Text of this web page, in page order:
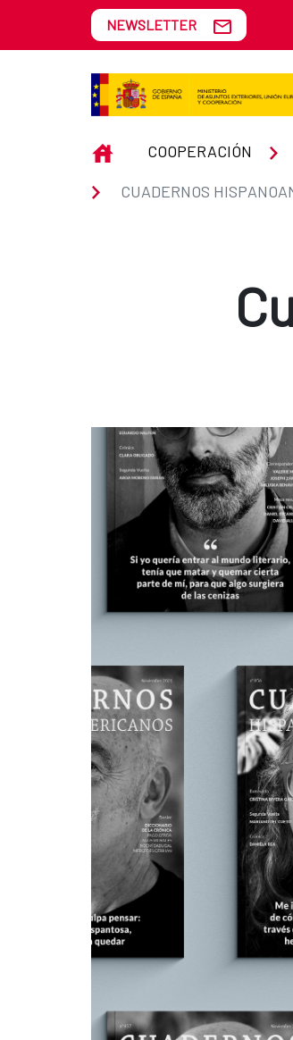
Skip to Main Content
Cuadernos
NEWSLETTER
INICIOCOOPERACIÓN
CUADERNOS